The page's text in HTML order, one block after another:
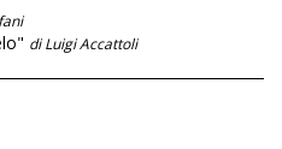
di Luigi Accattoli